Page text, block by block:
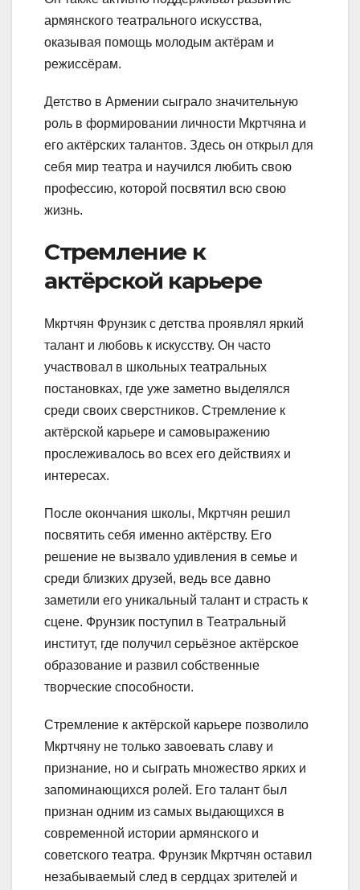
армянского театрального искусства,
оказывая помощь молодым актёрам и
режиссёрам.
Детство в Армении сыграло значительную
роль в формировании личности Мкртчяна и
его актёрских талантов. Здесь он открыл для
себя мир театра и научился любить свою
профессию, которой посвятил всю свою
жизнь.
Стремление к
актёрской карьере
Мкртчян Фрунзик с детства проявлял яркий
талант и любовь к искусству. Он часто
участвовал в школьных театральных
постановках, где уже заметно выделялся
среди своих сверстников. Стремление к
актёрской карьере и самовыражению
прослеживалось во всех его действиях и
интересах.
После окончания школы, Мкртчян решил
посвятить себя именно актёрству. Его
решение не вызвало удивления в семье и
среди близких друзей, ведь все давно
заметили его уникальный талант и страсть к
сцене. Фрунзик поступил в Театральный
институт, где получил серьёзное актёрское
образование и развил собственные
творческие способности.
Стремление к актёрской карьере позволило
Мкртчяну не только завоевать славу и
признание, но и сыграть множество ярких и
запоминающихся ролей. Его талант был
признан одним из самых выдающихся в
современной истории армянского и
советского театра. Фрунзик Мкртчян оставил
незабываемый след в сердцах зрителей и